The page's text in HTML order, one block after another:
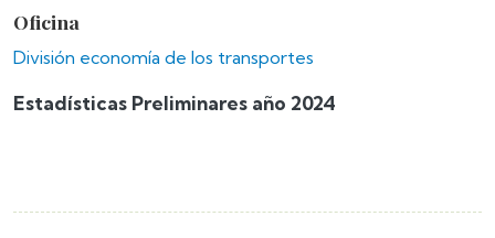
Oficina
División economía de los transportes
Estadísticas Preliminares año 2024